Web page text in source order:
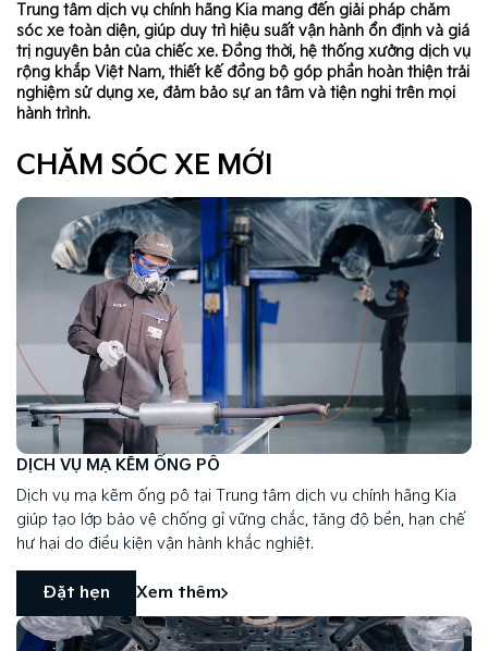
Trung tâm dịch vụ chính hãng Kia mang đến giải pháp chăm
sóc xe toàn diện, giúp duy trì hiệu suất vận hành ổn định và giá
trị nguyên bản của chiếc xe. Đồng thời, hệ thống xưởng dịch vụ
rộng khắp Việt Nam, thiết kế đồng bộ góp phần hoàn thiện trải
nghiệm sử dụng xe, đảm bảo sự an tâm và tiện nghi trên mọi
hành trình.
CHĂM SÓC XE MỚI
DỊCH VỤ MẠ KẼM ỐNG PÔ
Dịch vụ mạ kẽm ống pô tại Trung tâm dịch vụ chính hãng Kia
giúp tạo lớp bảo vệ chống gỉ vững chắc, tăng độ bền, hạn chế
hư hại do điều kiện vận hành khắc nghiệt.
Đặt hẹn Xem thêm